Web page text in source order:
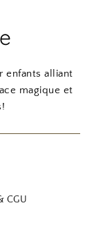
enfants alliant
magique et
CGU